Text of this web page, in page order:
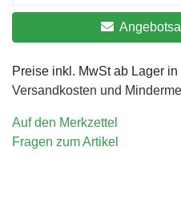
Preise inkl. MwSt ab Lager
Versandkosten und
Auf den Merkzettel
Fragen zum Artikel